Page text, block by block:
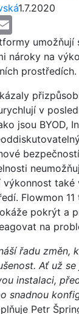
1.7.2020
nároky na
prostředích.
v
jsou BYOD,
také
Flowmon
pokrýt a
na
řadu změn,
Ať už se
instalaci,
snadnou
Petr